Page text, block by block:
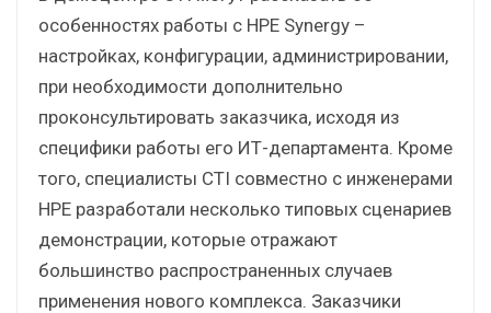
особенностях работы с HPE Synergy –
настройках, конфигурации, администрировании,
при необходимости дополнительно
проконсультировать заказчика, исходя из
специфики работы его ИТ-департамента. Кроме
того, специалисты CTI совместно с инженерами
HPE разработали несколько типовых сценариев
демонстрации, которые отражают
большинство распространенных случаев
применения нового комплекса. Заказчики